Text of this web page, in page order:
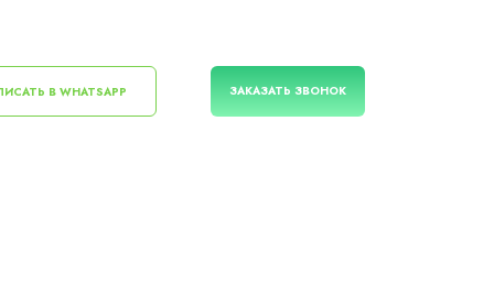
В WHATSAPP ЗАКАЗАТЬ ЗВОНОК